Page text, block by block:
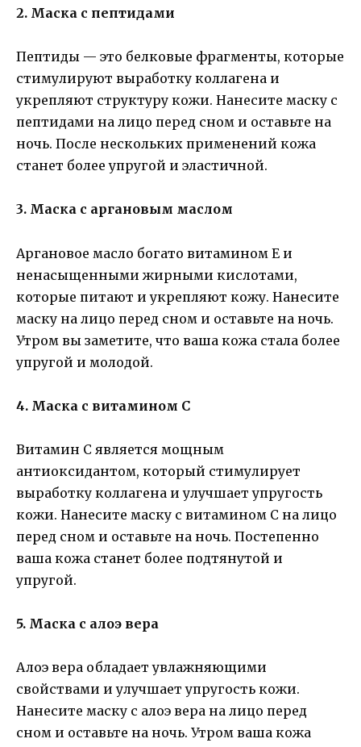
2. Маска с пептидами
Пептиды — это белковые фрагменты, которые
стимулируют выработку коллагена и
укрепляют структуру кожи. Нанесите маску с
пептидами на лицо перед сном и оставьте на
ночь. После нескольких применений кожа
станет более упругой и эластичной.
3. Маска с аргановым маслом
Аргановое масло богато витамином Е и
ненасыщенными жирными кислотами,
которые питают и укрепляют кожу. Нанесите
маску на лицо перед сном и оставьте на ночь.
Утром вы заметите, что ваша кожа стала более
упругой и молодой.
4. Маска с витамином С
Витамин С является мощным
антиоксидантом, который стимулирует
выработку коллагена и улучшает упругость
кожи. Нанесите маску с витамином С на лицо
перед сном и оставьте на ночь. Постепенно
ваша кожа станет более подтянутой и
упругой.
5. Маска с алоэ вера
Алоэ вера обладает увлажняющими
свойствами и улучшает упругость кожи.
Нанесите маску с алоэ вера на лицо перед
сном и оставьте на ночь. Утром ваша кожа